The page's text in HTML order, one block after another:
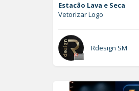
Estacão Lava e Seca
Vetorizar Logo
Rdesign SM